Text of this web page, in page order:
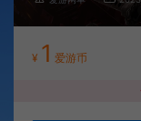
¥ 1 爱游币